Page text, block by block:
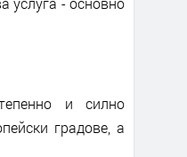
и силно
градове, а